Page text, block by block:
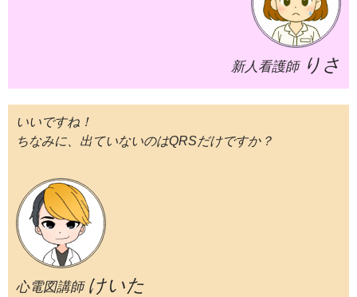
新人看護師 りさ
いいですね！
ちなみに、出ていないのはQRSだけですか？
心電図講師 けいた